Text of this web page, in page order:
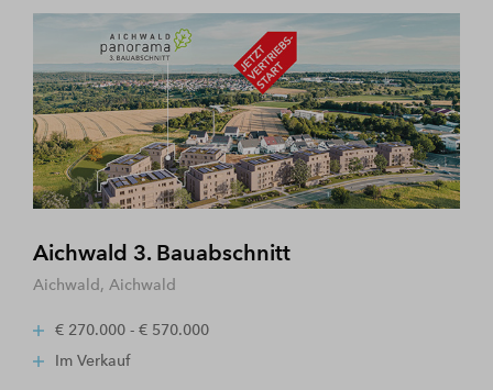
Aichwald 3. Bauabschnitt
Aichwald, Aichwald
€ 270.000 - € 570.000
Im Verkauf